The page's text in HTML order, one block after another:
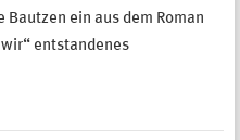
ein aus dem Roman
entstandenes